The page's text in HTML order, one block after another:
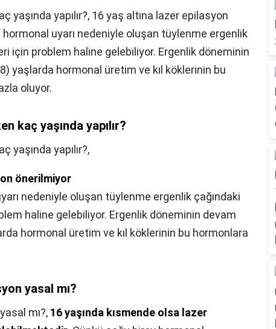
yaşında yapılır?, 16 yaş altına lazer epilasyon
uyarı nedeniyle oluşan tüylenme ergenlik
için problem haline gelebiliyor. Ergenlik döneminin
yaşlarda hormonal üretim ve kıl köklerinin bu
oluyor.
kaç yaşında yapılır?
yaşında yapılır?,
önerilmiyor
nedeniyle oluşan tüylenme ergenlik çağındaki
haline gelebiliyor. Ergenlik döneminin devam
hormonal üretim ve kıl köklerinin bu hormonlara
yasal mı?
mı?, 16 yaşında kısmende olsa lazer